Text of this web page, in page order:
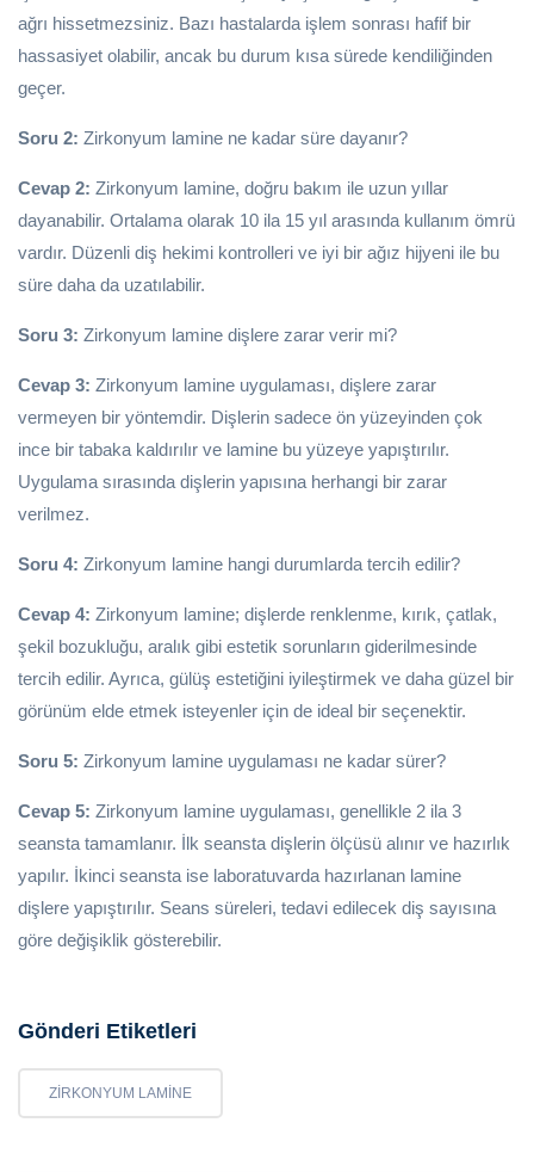
ağrı hissetmezsiniz. Bazı hastalarda işlem sonrası hafif bir
hassasiyet olabilir, ancak bu durum kısa sürede kendiliğinden
geçer.
Soru 2: Zirkonyum lamine ne kadar süre dayanır?
Cevap 2: Zirkonyum lamine, doğru bakım ile uzun yıllar
dayanabilir. Ortalama olarak 10 ila 15 yıl arasında kullanım ömrü
vardır. Düzenli diş hekimi kontrolleri ve iyi bir ağız hijyeni ile bu
süre daha da uzatılabilir.
Soru 3: Zirkonyum lamine dişlere zarar verir mi?
Cevap 3: Zirkonyum lamine uygulaması, dişlere zarar
vermeyen bir yöntemdir. Dişlerin sadece ön yüzeyinden çok
ince bir tabaka kaldırılır ve lamine bu yüzeye yapıştırılır.
Uygulama sırasında dişlerin yapısına herhangi bir zarar
verilmez.
Soru 4: Zirkonyum lamine hangi durumlarda tercih edilir?
Cevap 4: Zirkonyum lamine; dişlerde renklenme, kırık, çatlak,
şekil bozukluğu, aralık gibi estetik sorunların giderilmesinde
tercih edilir. Ayrıca, gülüş estetiğini iyileştirmek ve daha güzel bir
görünüm elde etmek isteyenler için de ideal bir seçenektir.
Soru 5: Zirkonyum lamine uygulaması ne kadar sürer?
Cevap 5: Zirkonyum lamine uygulaması, genellikle 2 ila 3
seansta tamamlanır. İlk seansta dişlerin ölçüsü alınır ve hazırlık
yapılır. İkinci seansta ise laboratuvarda hazırlanan lamine
dişlere yapıştırılır. Seans süreleri, tedavi edilecek diş sayısına
göre değişiklik gösterebilir.
Gönderi Etiketleri
ZIRKONYUM LAMINE